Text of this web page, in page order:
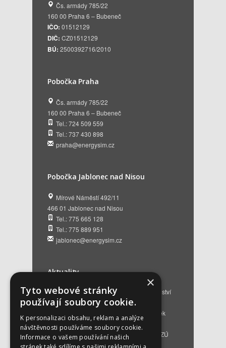
Čs. armády 785/22
160 00 Praha 6 – Bubeneč
IČO: 01512129
DIČ: CZ01512129
BÚ: 2500392716/2010
Pobočka Praha
Čs. armády 785/22
160 00 Praha 6 – Bubeneč
Tel.: 724 509 559
Tel.: 737 430 898
praha@energysim.cz
Pobočka Jablonec nad Nisou
Mírové Náměstí 492/11
466 01 Jablonec nad Nisou
Tel.: 775 665 128
Tel.: 775 889 951
jablonec@energysim.cz
Aktuality
Renovační pasy budov a dotační poradenství
12. 6. 2026
Přehled hlavních změn a nových podmínek
NZÚ 2026 28. 5. 2026
Kompenzace za projektovou přípravu v NZÚ
2025
25. 3. 2026
×
Tyto webové stránky
používají soubory cookie.
K personalizaci obsahu, reklam a analýze
návštěvnosti používáme soubory cookie.
Informace o vašem používání našich